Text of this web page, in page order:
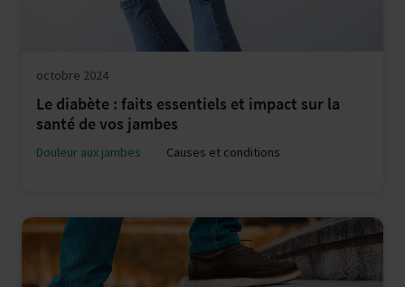
octobre 2024
Le diabète : faits essentiels et impact sur la
santé de vos jambes
Douleur aux jambes Causes et conditions